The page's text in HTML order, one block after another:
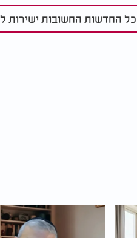
החדשות החשובות ישירות